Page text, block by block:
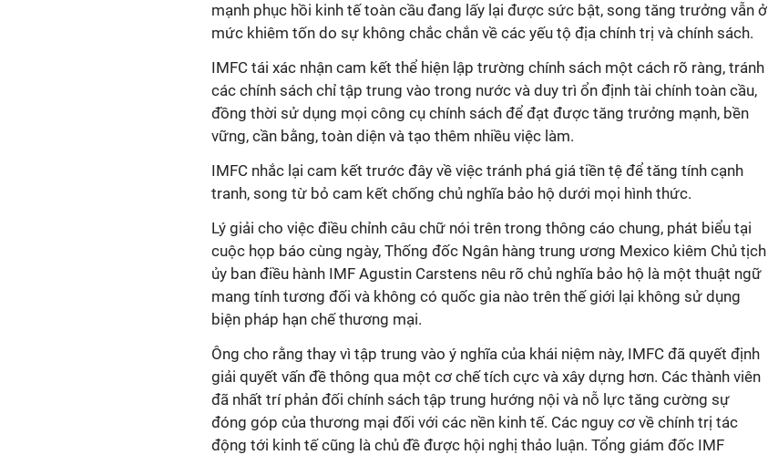
mạnh phục hồi kinh tế toàn cầu đang lấy lại được sức bật, song tăng trưởng vẫn ở
mức khiêm tốn do sự không chắc chắn về các yếu tộ địa chính trị và chính sách.
IMFC tái xác nhận cam kết thể hiện lập trường chính sách một cách rõ ràng, tránh
các chính sách chỉ tập trung vào trong nước và duy trì ổn định tài chính toàn cầu,
đồng thời sử dụng mọi công cụ chính sách để đạt được tăng trưởng mạnh, bền
vững, cần bằng, toàn diện và tạo thêm nhiều việc làm.
IMFC nhắc lại cam kết trước đây về việc tránh phá giá tiền tệ để tăng tính cạnh
tranh, song từ bỏ cam kết chống chủ nghĩa bảo hộ dưới mọi hình thức.
Lý giải cho việc điều chỉnh câu chữ nói trên trong thông cáo chung, phát biểu tại
cuộc họp báo cùng ngày, Thống đốc Ngân hàng trung ương Mexico kiêm Chủ tịch
ủy ban điều hành IMF Agustin Carstens​ nêu rõ chủ nghĩa bảo hộ là một thuật ngữ
mang tính tương đối và không có quốc gia nào trên thế giới lại không sử dụng
biện pháp hạn chế thương mại.
Ông cho rằng thay vì tập trung vào ý nghĩa của khái niệm này, IMFC đã quyết định
giải quyết vấn đề thông qua một cơ chế tích cực và xây dựng hơn. Các thành viên
đã nhất trí phản đối chính sách tập trung hướng nội và nỗ lực tăng cường sự
đóng góp của thương mại đối với các nền kinh tế. Các nguy cơ về chính trị tác
động tới kinh tế cũng là chủ đề được hội nghị thảo luận. Tổng giám đốc IMF